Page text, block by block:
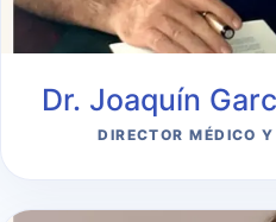
Dr. Joaquín
DIRECTOR MÉDICO